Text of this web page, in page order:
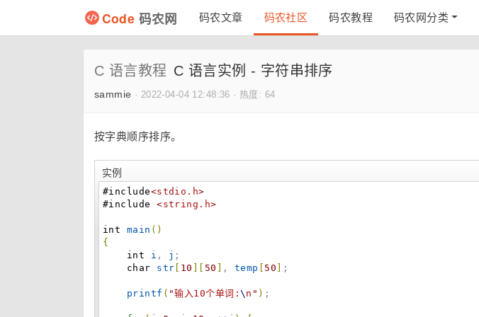
Code 码农网 码农文章 码农社区 码农教程 码农网分类
C 语言教程 C 语言实例 - 字符串排序
sammie · 2022-04-04 12:48:36 · 热度: 64
按字典顺序排序。
实例
#include<stdio.h>
#include
<string.h>
int main ( )
{
int
i , j ;
char
str 10 50 , temp 50 ;
printf ( "输入10个单词:\ n " ) ;